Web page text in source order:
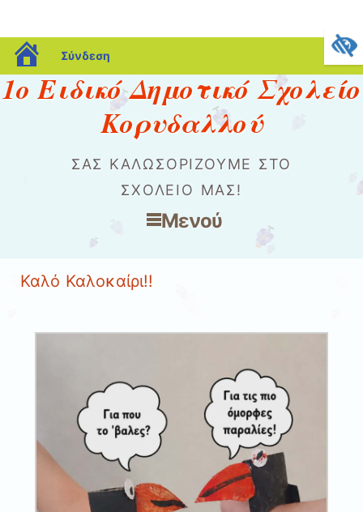
blogs.sch.gr
Σύνδεση
1ο Ειδικό Δημοτικό Σχολείο
Κορυδαλλού
ΣΑΣ ΚΑΛΩΣΟΡΊΖΟΥΜΕ ΣΤΟ
ΣΧΟΛΕΊΟ ΜΑΣ!
Μενού
Μετάβαση στο περιεχόμενο
Καλό Καλοκαίρι!!